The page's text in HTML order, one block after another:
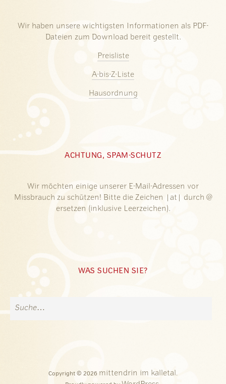
Wir haben unsere wichtigsten Informationen als PDF-
Dateien zum Download bereit gestellt.
Preisliste
A-bis-Z-Liste
Hausordnung
ACHTUNG, SPAM-SCHUTZ
Wir möchten einige unserer E-Mail-Adressen vor
Missbrauch zu schützen! Bitte die Zeichen |at| durch @
ersetzen (inklusive Leerzeichen).
WAS SUCHEN SIE?
Copyright © 2026 mittendrin im kalletal